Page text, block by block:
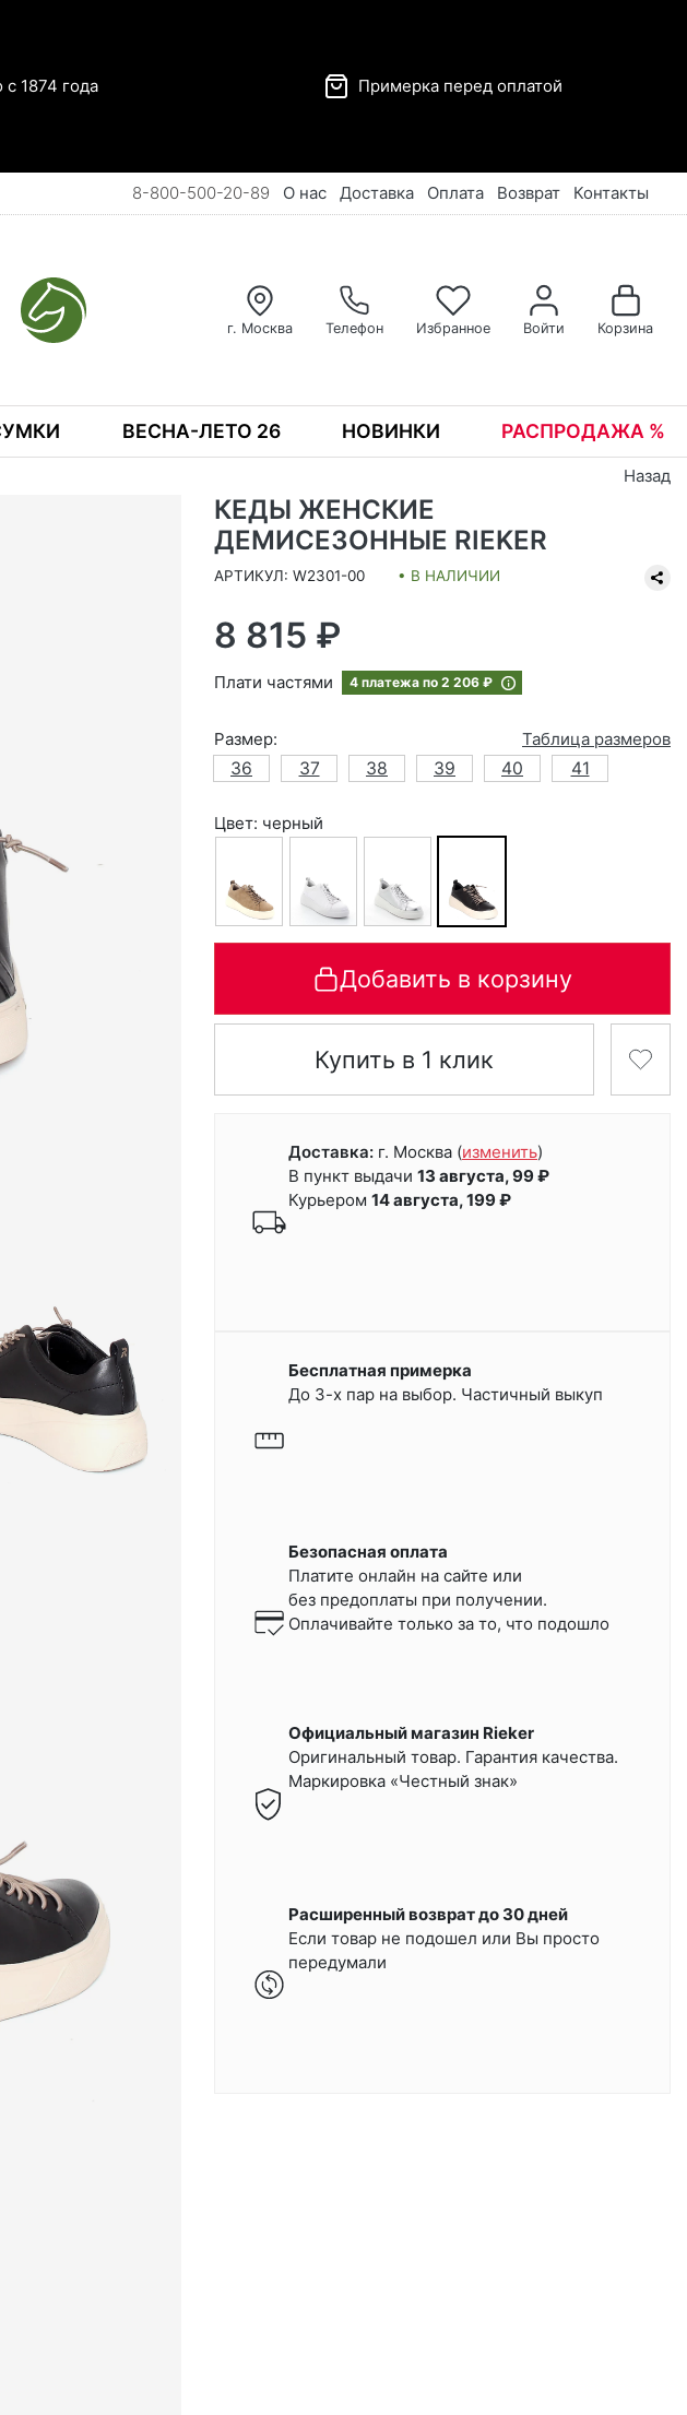
1874 года Примерка перед оплатой
8-800-500-20-89 О нас Доставка Оплата Возврат Контакты
г. Москва Телефон Избранное Войти Корзина
ВЕСНА-ЛЕТО 26 НОВИНКИ РАСПРОДАЖА %
Назад
КЕДЫ ЖЕНСКИЕ
ДЕМИСЕЗОННЫЕ RIEKER
АРТИКУЛ: W2301-00 • В НАЛИЧИИ
8 815 ₽
Плати частями 4 платежа по 2 206 ₽
Размер:
Таблица размеров
36
37 38 39 40 41
Цвет: черный
Добавить в корзину
Купить в 1 клик
Доставка: г. Москва (изменить)
В пункт выдачи 13 августа, 99 ₽
Курьером 14 августа, 199 ₽
Бесплатная примерка
До 3-х пар на выбор. Частичный выкуп
Безопасная оплата
Платите онлайн на сайте или
без предоплаты при получении.
Оплачивайте только за то, что подошло
Официальный магазин Rieker
Оригинальный товар. Гарантия качества.
Маркировка «Честный знак»
Расширенный возврат до 30 дней
Если товар не подошел или Вы просто
передумали